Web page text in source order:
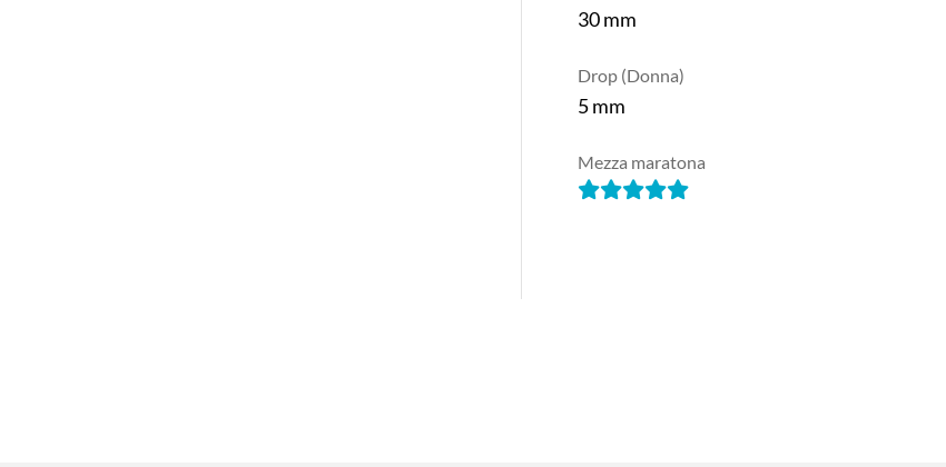
30 mm
Drop (Donna)
5 mm
Mezza maratona